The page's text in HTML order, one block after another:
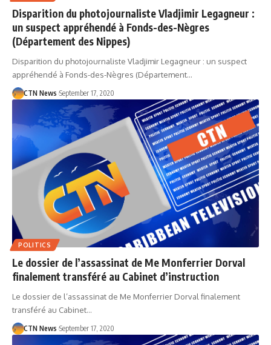
Disparition du photojournaliste Vladjimir Legagneur :
un suspect appréhendé à Fonds-des-Nègres
(Département des Nippes)
Disparition du photojournaliste Vladjimir Legagneur : un suspect
appréhendé à Fonds-des-Nègres (Département…
CTN News September 17, 2020
POLITICS
Le dossier de l’assassinat de Me Monferrier Dorval
finalement transféré au Cabinet d’instruction
Le dossier de l’assassinat de Me Monferrier Dorval finalement
transféré au Cabinet…
CTN News September 17, 2020